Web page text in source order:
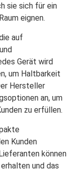
sie sich für ein
eignen.
auf
Gerät wird
um Haltbarkeit
Hersteller
an, um
zu erfüllen.
Kunden
können
und das